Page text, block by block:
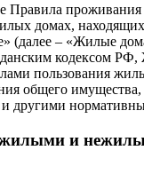
Правила проживания
домах,
(далее – «Жилые
кодексом
пользования
общего
другими
жилыми и